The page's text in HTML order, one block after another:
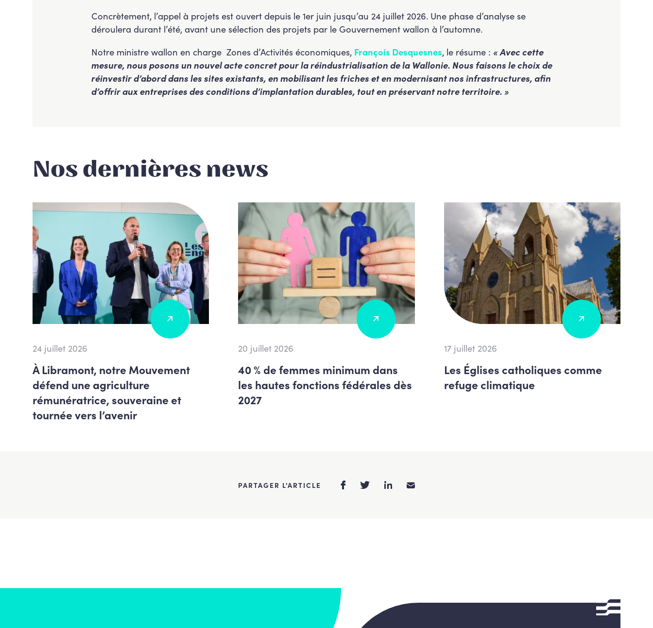
Concrètement, l’appel à projets est ouvert depuis le 1er juin jusqu’au 24 juillet 2026. Une phase d’analyse se
déroulera durant l’été, avant une sélection des projets par le Gouvernement wallon à l’automne.
Notre ministre wallon en charge Zones d’Activités économiques, François Desquesnes, le résume : « Avec cette
mesure, nous posons un nouvel acte concret pour la réindustrialisation de la Wallonie. Nous faisons le choix de
réinvestir d’abord dans les sites existants, en mobilisant les friches et en modernisant nos infrastructures, afin
d’offrir aux entreprises des conditions d’implantation durables, tout en préservant notre territoire. »
Nos dernières news
24 juillet 2026
À Libramont, notre Mouvement
défend une agriculture
rémunératrice, souveraine et
tournée vers l’avenir
20 juillet 2026
40 % de femmes minimum dans
les hautes fonctions fédérales dès
2027
17 juillet 2026
Les Églises catholiques comme
refuge climatique
PARTAGER L'ARTICLE